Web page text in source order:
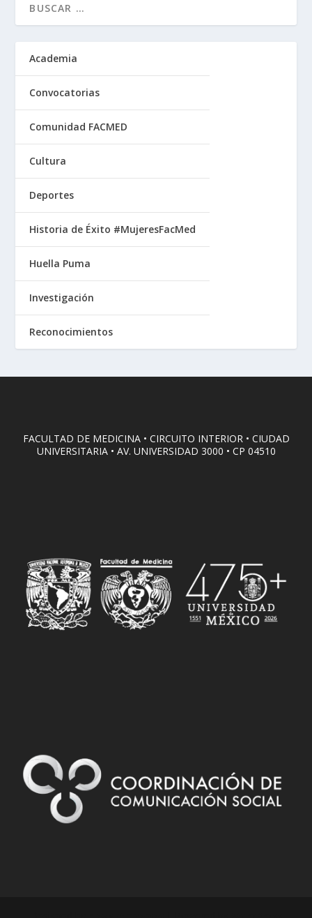
Academia
Convocatorias
Comunidad FACMED
Cultura
Deportes
Historia de Éxito #MujeresFacMed
Huella Puma
Investigación
Reconocimientos
FACULTAD DE MEDICINA • CIRCUITO INTERIOR • CIUDAD
UNIVERSITARIA • AV. UNIVERSIDAD 3000 • CP 04510